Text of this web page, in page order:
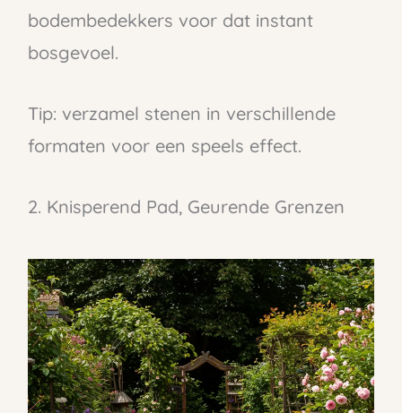
bodembedekkers voor dat instant
bosgevoel.
Tip: verzamel stenen in verschillende
formaten voor een speels effect.
2. Knisperend Pad, Geurende Grenzen